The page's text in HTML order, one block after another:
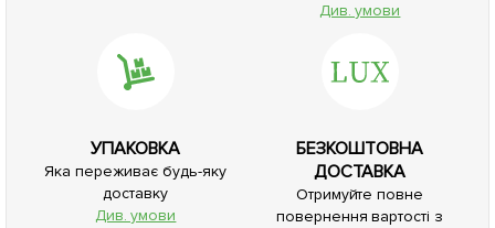
Див. умови
УПАКОВКА
Яка переживає будь-яку
доставку
Див. умови
БЕЗКОШТОВНА
ДОСТАВКА
Отримуйте повне
повернення вартості з